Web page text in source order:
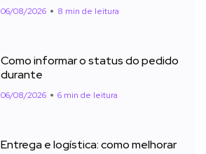
06/08/2026 8 min de leitura
Como informar o status do pedido
durante
06/08/2026 6 min de leitura
Entrega e logística: como melhorar